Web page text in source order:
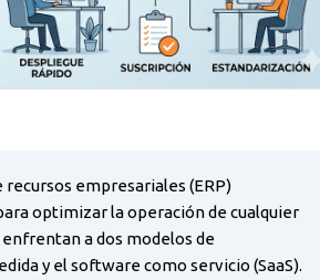
empresariales (ERP)
optimizar la operación de cualquier
a dos modelos de
y el software como servicio (SaaS).